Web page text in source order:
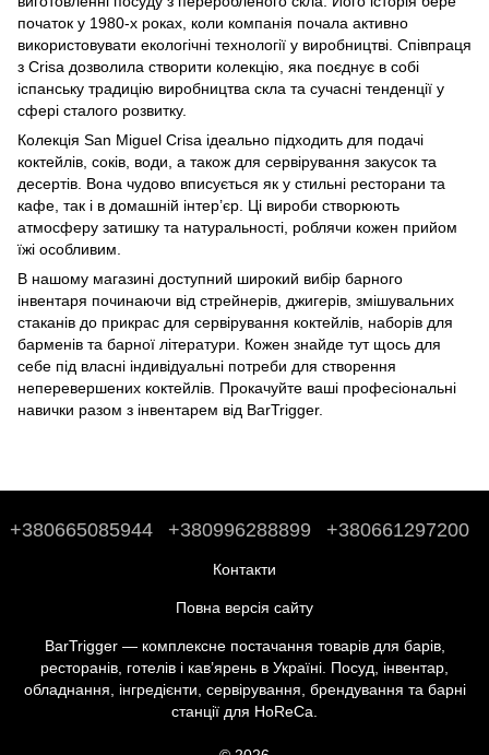
початок у 1980-х роках, коли компанія почала активно
використовувати екологічні технології у виробництві. Співпраця
з Crisa дозволила створити колекцію, яка поєднує в собі
іспанську традицію виробництва скла та сучасні тенденції у
сфері сталого розвитку.
Колекція San Miguel Crisa ідеально підходить для подачі
коктейлів, соків, води, а також для сервірування закусок та
десертів. Вона чудово вписується як у стильні ресторани та
кафе, так і в домашній інтер’єр. Ці вироби створюють
атмосферу затишку та натуральності, роблячи кожен прийом
їжі особливим.
В нашому магазині доступний широкий вибір барного
інвентаря починаючи від стрейнерів, джигерів, змішувальних
стаканів до прикрас для сервірування коктейлів наборів для
барменів та барної літератури . Кожен знайде тут щось для
себе під власні індивідуальні потреби для створення
неперевершених коктейлів. Прокачуйте ваші професіональні
навички разом з інвентарем від BarTrigger.
+380665085944 +380996288899 +380661297200
Контакти
Повна версія сайту
BarTrigger — комплексне постачання товарів для барів,
ресторанів, готелів і кав’ярень в Україні. Посуд, інвентар,
обладнання, інгредієнти, сервірування, брендування та барні
станції для HoReCa.